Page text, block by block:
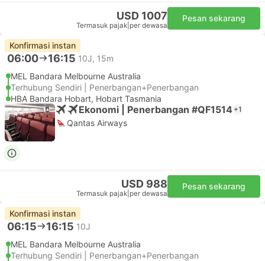
USD 1007
Termasuk pajak per dewasa
Pesan sekarang
Konfirmasi instan
06:00 16:15 10J, 15m
MEL Bandara Melbourne Australia
Terhubung Sendiri | Penerbangan+Penerbangan
HBA Bandara Hobart, Hobart Tasmania
Ekonomi | Penerbangan #QF1514 +1
Qantas Airways
USD 988
Termasuk pajak per dewasa
Pesan sekarang
Konfirmasi instan
06:15 16:15 10J
MEL Bandara Melbourne Australia
Terhubung Sendiri | Penerbangan+Penerbangan